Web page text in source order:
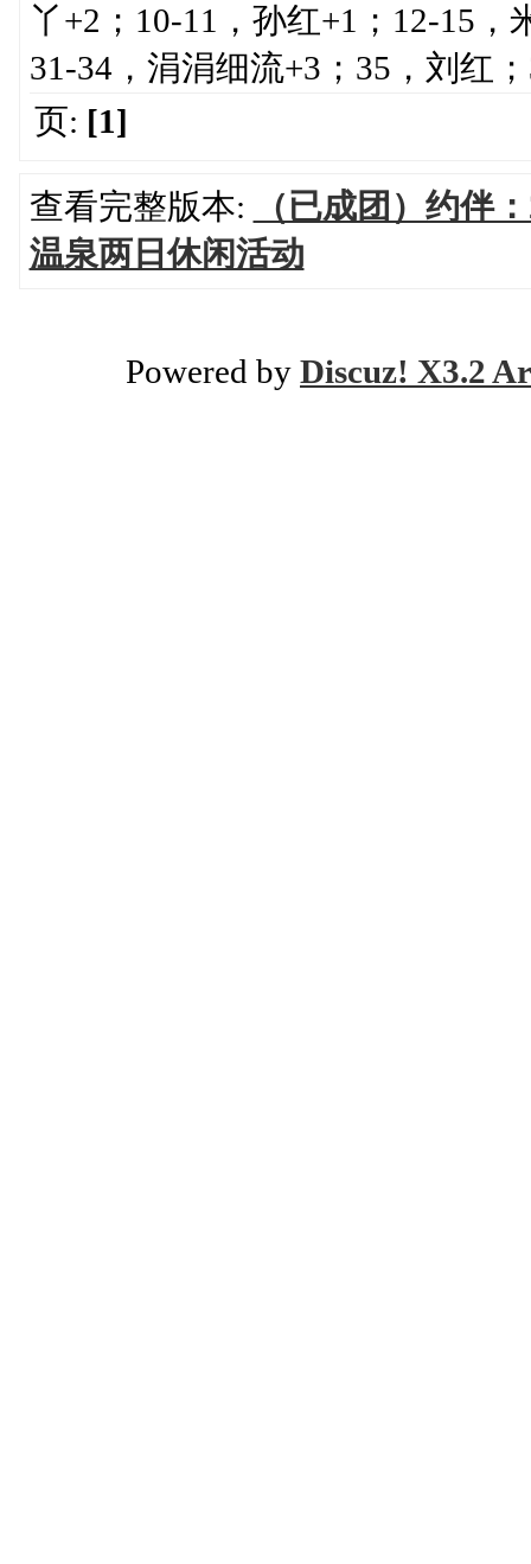
丫+2；10-11，孙红+1；12-15
31-34，涓涓细流+3；35，刘红
页: [1]
查看完整版本:
（已成团）约伴
温泉两日休闲活动
Powered by Discuz! X3.2